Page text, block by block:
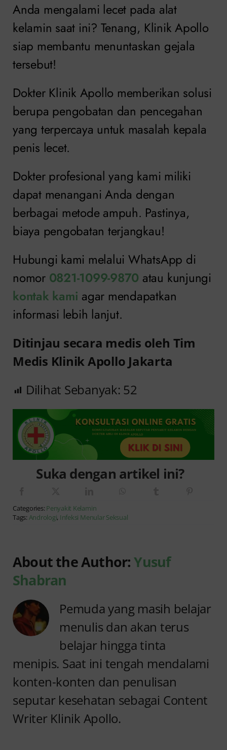
Anda mengalami lecet pada alat
kelamin saat ini? Tenang, Klinik Apollo
siap membantu menuntaskan gejala
tersebut!
Dokter Klinik Apollo memberikan solusi
berupa pengobatan dan pencegahan
yang terpercaya untuk masalah kepala
penis lecet.
Dokter profesional yang kami miliki
dapat menangani Anda dengan
berbagai metode ampuh. Pastinya,
biaya pengobatan terjangkau!
Hubungi kami melalui WhatsApp di
nomor 0821-1099-9870 atau kunjungi
kontak kami agar mendapatkan
informasi lebih lanjut.
Ditinjau secara medis oleh Tim
Medis Klinik Apollo Jakarta
Dilihat Sebanyak: 52
Suka dengan artikel ini?
Categories: Penyakit Kelamin
Tags: Andrologi, Infeksi Menular Seksual
About the Author:Yusuf
Shabran
Pemuda yang masih belajar
menulis dan akan terus
belajar hingga tinta
menipis. Saat ini tengah mendalami
konten-konten dan penulisan
seputar kesehatan sebagai Content
Writer Klinik Apollo.
Anyang